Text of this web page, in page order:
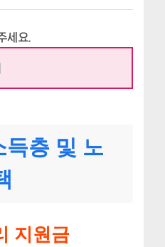
세요.
득층 및 노
지원금